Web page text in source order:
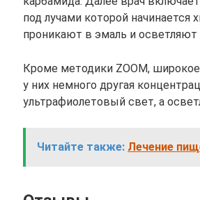
под лучами которой начинается
проникают в эмаль и
Кроме методики ZOOM,
у них немного другая
ультрафиолетовый свет, а
Читайте также: Лечение